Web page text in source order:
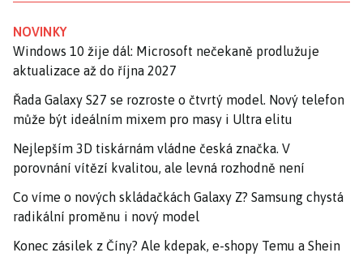
NOVINKY
Windows 10 žije dál: Microsoft nečekaně prodlužuje
aktualizace až do října 2027
Řada Galaxy S27 se rozroste o čtvrtý model. Nový telefon
může být ideálním mixem pro masy i Ultra elitu
Nejlepším 3D tiskárnám vládne česká značka. V
porovnání vítězí kvalitou, ale levná rozhodně není
Co víme o nových skládačkách Galaxy Z? Samsung chystá
radikální proměnu i nový model
Konec zásilek z Číny? Ale kdepak, e-shopy Temu a Shein